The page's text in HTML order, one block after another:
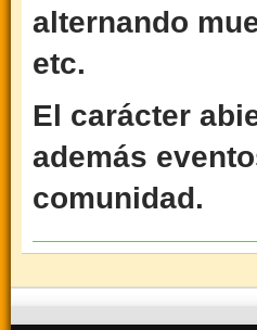
alternando
etc.
El carácter
además
comunidad.